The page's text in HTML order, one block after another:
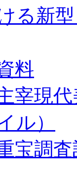
る新
料
宰現
ル）
宝調